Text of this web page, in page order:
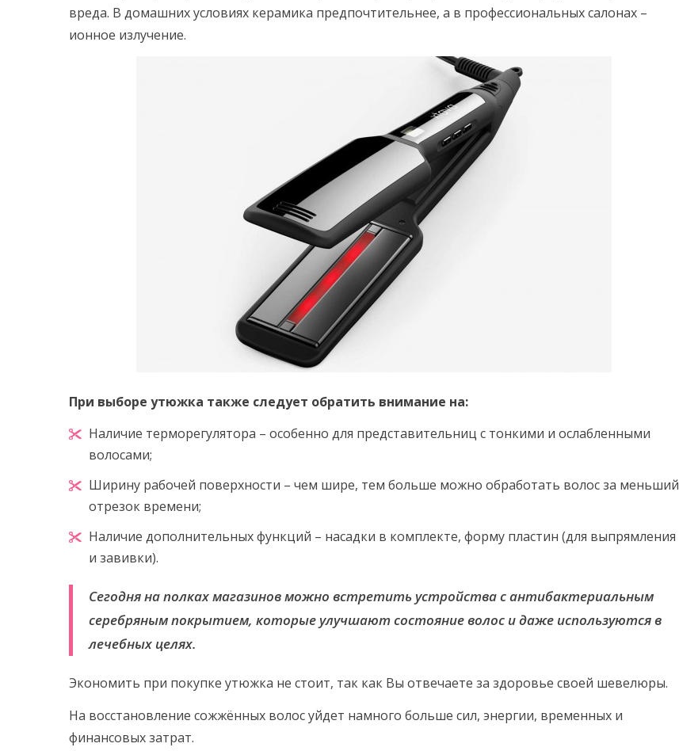
вреда. В домашних условиях керамика предпочтительнее, а в профессиональных салонах –
ионное излучение.
При выборе утюжка также следует обратить внимание на:
Наличие терморегулятора – особенно для представительниц с тонкими и ослабленными
волосами;
Ширину рабочей поверхности – чем шире, тем больше можно обработать волос за меньший
отрезок времени;
Наличие дополнительных функций – насадки в комплекте, форму пластин (для выпрямления
и завивки).
Сегодня на полках магазинов можно встретить устройства с антибактериальным
серебряным покрытием, которые улучшают состояние волос и даже используются в
лечебных целях.
Экономить при покупке утюжка не стоит, так как Вы отвечаете за здоровье своей шевелюры.
На восстановление сожжённых волос уйдет намного больше сил, энергии, временных и
финансовых затрат.